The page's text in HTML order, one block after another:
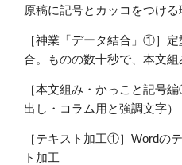
原稿に記号とカッコをつける
［神業「データ結合」①］
合。ものの数十秒で、本文組
［本文組み・かっこと記号
出し・コラム用と強調文字）
［テキスト加工①］Wordの
ト加工